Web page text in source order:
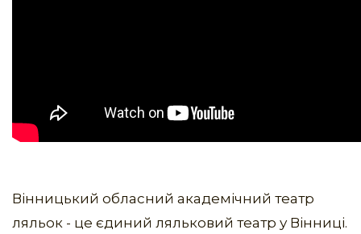
Вінницький обласний академічний театр
ляльок - це єдиний ляльковий театр у Вінниці.